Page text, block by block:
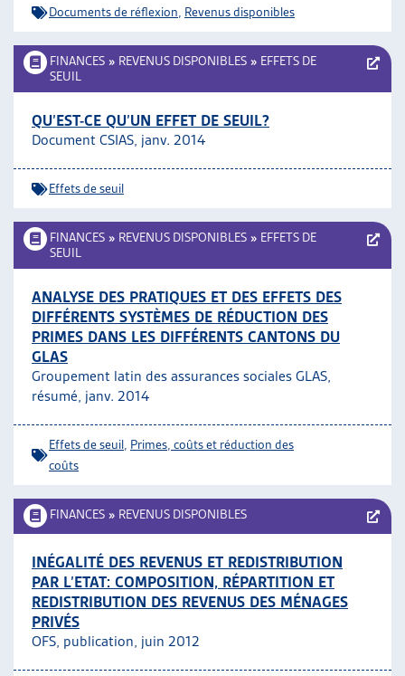
Documents de réflexion Revenus disponibles
FINANCES » REVENUS DISPONIBLES » EFFETS DE
SEUIL
QU’EST-CE QU’UN EFFET DE SEUIL?
Document CSIAS, janv. 2014
Effets de seuil
FINANCES » REVENUS DISPONIBLES » EFFETS DE
SEUIL
ANALYSE DES PRATIQUES ET DES EFFETS DES
DIFFÉRENTS SYSTÈMES DE RÉDUCTION DES
PRIMES DANS LES DIFFÉRENTS CANTONS DU
GLAS
Groupement latin des assurances sociales GLAS,
résumé, janv. 2014
Effets de seuil Primes, coûts et réduction des
coûts
FINANCES » REVENUS DISPONIBLES
INÉGALITÉ DES REVENUS ET REDISTRIBUTION
PAR L’ETAT: COMPOSITION, RÉPARTITION ET
REDISTRIBUTION DES REVENUS DES MÉNAGES
PRIVÉS
OFS, publication, juin 2012